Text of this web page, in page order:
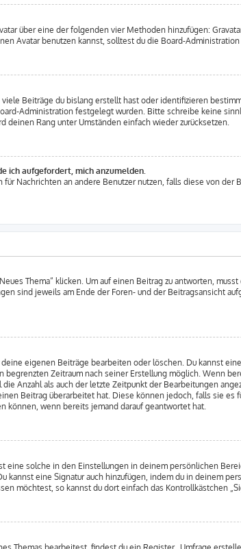
über eine der folgenden vier Methoden hinzufügen:
Avatar benutzen kannst, solltest du die Board-
Beiträge du bislang erstellt hast oder identifizieren
Administration festgelegt wurden. Bitte schreibe keine
Rang unter Umständen einfach wieder zurücksetzen.
ich aufgefordert, mich anzumelden.
Nachrichten an andere Benutzer nutzen, falls diese von
Thema“ klicken. Um auf einen Beitrag zu antworten,
sind jeweils am Ende der Foren- und der Beitragsansicht
eigenen Beiträge bearbeiten oder löschen. Du kannst
Zeitraum nach seiner Erstellung möglich. Wenn
Anzahl als auch der letzte Zeitpunkt der Bearbeitungen
Beitrag überarbeitet hat. Diese können jedoch, falls sie
können, wenn bereits jemand darauf geantwortet hat.
eine solche in den Einstellungen in deinem persönlichen
kannst eine Signatur auch hinzufügen, indem du in deinem
möchtest, so kannst du dort einfach das Kontrollkästchen